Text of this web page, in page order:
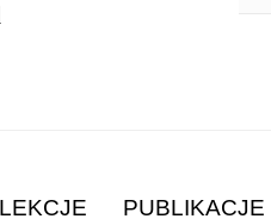
PUBLIKACJE